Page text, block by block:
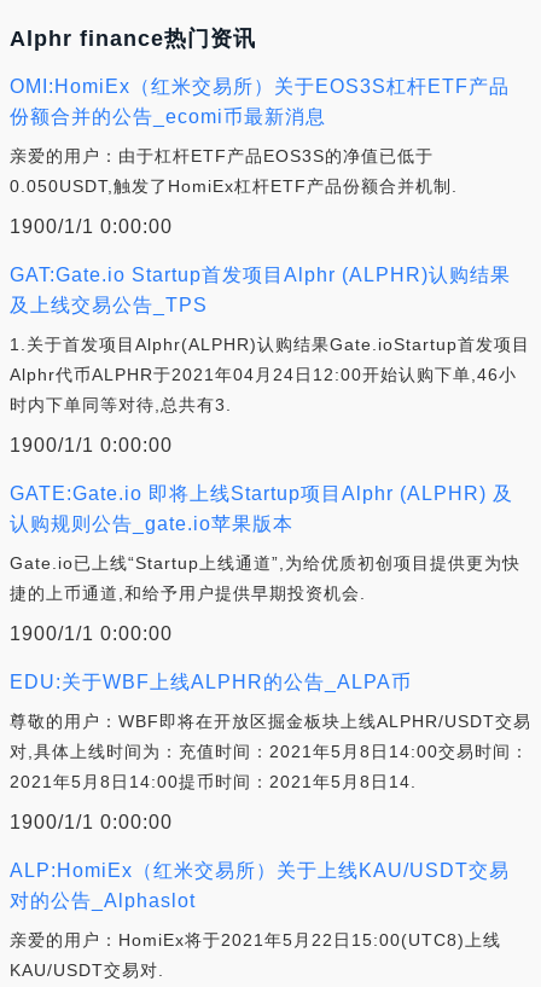
Alphr finance热门资讯
OMI:HomiEx（红米交易所）关于EOS3S杠杆ETF产品
份额合并的公告_ecomi币最新消息
亲爱的用户：由于杠杆ETF产品EOS3S的净值已低于
0.050USDT,触发了HomiEx杠杆ETF产品份额合并机制.
1900/1/1 0:00:00
GAT:Gate.io Startup首发项目Alphr (ALPHR)认购结果
及上线交易公告_TPS
1.关于首发项目Alphr(ALPHR)认购结果Gate.ioStartup首发项目
Alphr代币ALPHR于2021年04月24日12:00开始认购下单,46小
时内下单同等对待,总共有3.
1900/1/1 0:00:00
GATE:Gate.io 即将上线Startup项目Alphr (ALPHR) 及
认购规则公告_gate.io苹果版本
Gate.io已上线“Startup上线通道”,为给优质初创项目提供更为快
捷的上币通道,和给予用户提供早期投资机会.
1900/1/1 0:00:00
EDU:关于WBF上线ALPHR的公告_ALPA币
尊敬的用户：WBF即将在开放区掘金板块上线ALPHR/USDT交易
对,具体上线时间为：充值时间：2021年5月8日14:00交易时间：
2021年5月8日14:00提币时间：2021年5月8日14.
1900/1/1 0:00:00
ALP:HomiEx（红米交易所）关于上线KAU/USDT交易
对的公告_Alphaslot
亲爱的用户：HomiEx将于2021年5月22日15:00(UTC8)上线
KAU/USDT交易对.